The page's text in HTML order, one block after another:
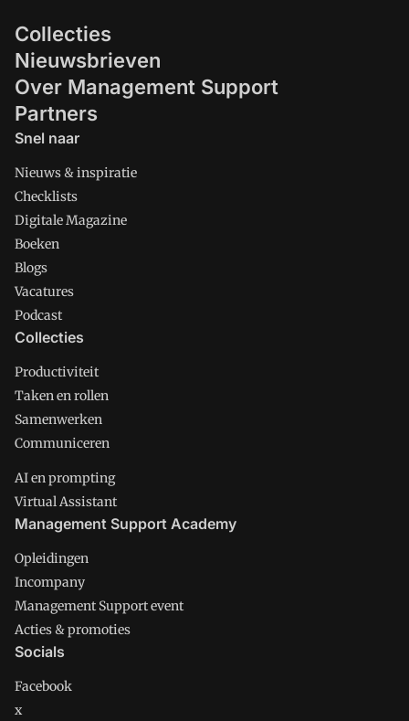
Collecties
Nieuwsbrieven
Over Management Support
Partners
Snel naar
Nieuws & inspiratie
Checklists
Digitale Magazine
Boeken
Blogs
Vacatures
Podcast
Collecties
Productiviteit
Taken en rollen
Samenwerken
Communiceren
AI en prompting
Virtual Assistant
Management Support Academy
Opleidingen
Incompany
Management Support event
Acties & promoties
Socials
Facebook
x